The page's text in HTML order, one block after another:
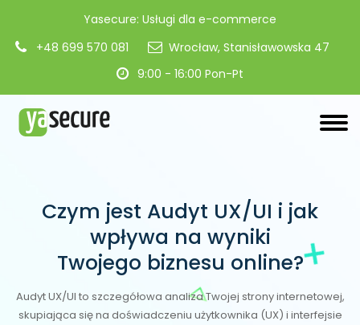
Yasecure: Usługi dla e-commerce
+48 699 570 081
Wrocław, Stanisławowska 47
9:00 - 16:00 Pon-Pt
Czym jest Audyt UX/UI i jak
wpływa na wyniki
Twojego biznesu online?
Audyt UX/UI to szczegółowa analiza Twojej strony internetowej,
skupiająca się na doświadczeniu użytkownika (UX) i interfejsie